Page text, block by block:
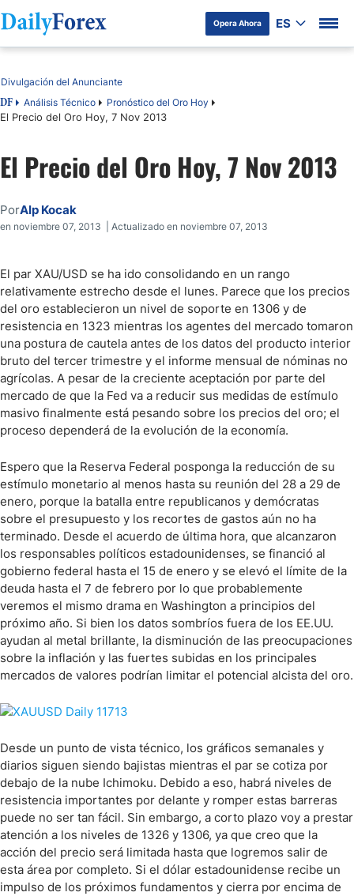
Opera Ahora ES
Tabla de contenidos
DF Análisis Técnico Pronóstico del Oro Hoy
El Precio del Oro Hoy, 7 Nov 2013
Divulgación del Anunciante
El Precio del Oro Hoy, 7 Nov 2013
PorAlp Kocak
en noviembre 07, 2013 | Actualizado en noviembre 07, 2013
El par XAU/USD se ha ido consolidando en un rango
relativamente estrecho desde el lunes. Parece que los precios
del oro establecieron un nivel de soporte en 1306 y de
resistencia en 1323 mientras los agentes del mercado tomaron
una postura de cautela antes de los datos del producto interior
bruto del tercer trimestre y el informe mensual de nóminas no
agrícolas. A pesar de la creciente aceptación por parte del
mercado de que la Fed va a reducir sus medidas de estímulo
masivo finalmente está pesando sobre los precios del oro; el
proceso dependerá de la evolución de la economía.
Espero que la Reserva Federal posponga la reducción de su
estímulo monetario al menos hasta su reunión del 28 a 29 de
enero, porque la batalla entre republicanos y demócratas
sobre el presupuesto y los recortes de gastos aún no ha
terminado. Desde el acuerdo de última hora, que alcanzaron
los responsables políticos estadounidenses, se financió al
gobierno federal hasta el 15 de enero y se elevó el límite de la
deuda hasta el 7 de febrero por lo que probablemente
veremos el mismo drama en Washington a principios del
próximo año. Si bien los datos sombríos fuera de los EE.UU.
ayudan al metal brillante, la disminución de las preocupaciones
sobre la inflación y las fuertes subidas en los principales
mercados de valores podrían limitar el potencial alcista del oro.
Desde un punto de vista técnico, los gráficos semanales y
diarios siguen siendo bajistas mientras el par se cotiza por
debajo de la nube Ichimoku. Debido a eso, habrá niveles de
resistencia importantes por delante y romper estas barreras
puede no ser tan fácil. Sin embargo, a corto plazo voy a prestar
atención a los niveles de 1326 y 1306, ya que creo que la
acción del precio será limitada hasta que logremos salir de
esta área por completo. Si el dólar estadounidense recibe un
impulso de los próximos fundamentos y cierra por encima de